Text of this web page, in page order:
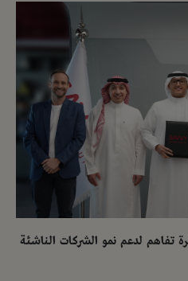
تفاهم لدعم نمو الشركات الناشئة